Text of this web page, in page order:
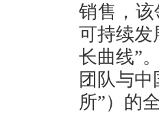
销售，
可持续发
长曲线”
团队与
所”）的